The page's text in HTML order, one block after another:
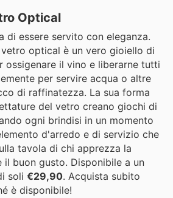
Optical
di essere servito con eleganza.
optical è un vero gioiello di
ossigenare il vino e liberarne tutti
per servire acqua o altre
di raffinatezza. La sua forma
del vetro creano giochi di
ogni brindisi in un momento
d'arredo e di servizio che
tavola di chi apprezza la
il buon gusto. Disponibile a un
soli €29,90. Acquista subito
è disponibile!